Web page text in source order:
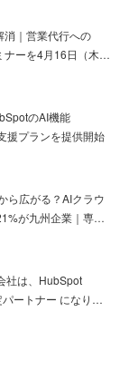
消｜営業代行への
ナーを4月16日（木…
のAI機能
援プランを提供開始
ら広がる？AIクラウ
が九州企業｜専…
社は、HubSpot
ートナー になり…